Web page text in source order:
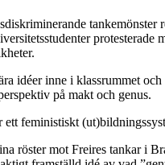
protesterade
idéer inne i klassrummet
på makt och genus.
feministiskt
röster mot Freires tankar i